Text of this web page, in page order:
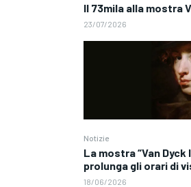
Il 73mila alla mostra
23/07/2026
Notizie
La mostra “Van Dyck
prolunga gli orari di
18/06/2026